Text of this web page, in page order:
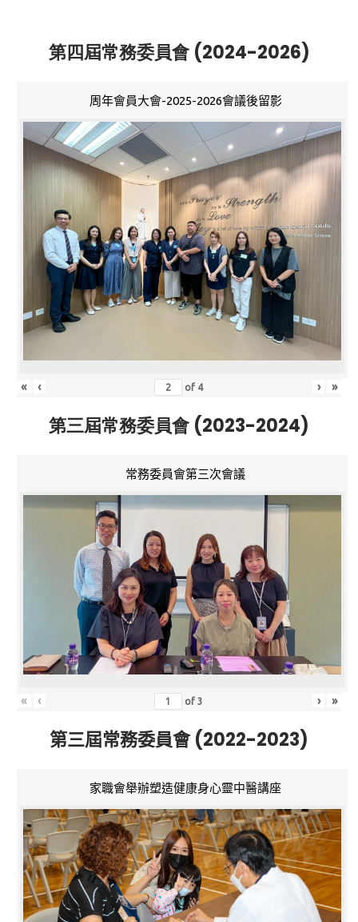
第四屆常務委員會 (2024-2026)
周年會員大會-2025-2026會議後留影
« ‹ of 4 › »
第三屆常務委員會 (2023-2024)
常務委員會第三次會議
« ‹ of3 › »
第三屆常務委員會 (2022-2023)
家職會舉辦塑造健康身心靈中醫講座